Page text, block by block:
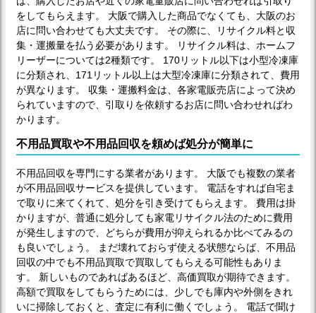
をしてもらえます。 大阪で購入した商品でなくても、大阪のお
店に問い合わせても大丈夫です。 その際に、リサイクル料と収
集・運搬量を払う必要があります。 リサイクル料は、ホームフ
リーザーについては2種類です。 170リットル以下は小型冷凍庫
に分類され、171リットル以上は大型冷凍庫に分類されて、費用
が異なります。 収集・運搬料金は、各家電販売店によって決め
られていますので、引取りを依頼するお店に問い合わせればわ
かります。
不用品買取や不用品回収を頼めば処分が簡単に
不用品回収を専門にする業者があります。 大阪でも複数の業者
が不用品回収サービスを提供しています。 電話をすれば自宅ま
で取りに来てくれて、処分を引き受けてもらえます。 費用は掛
かりますが、普通に処分しても家電リサイクル法のために費用
が発生しますので、どちらが費用が抑えられるか比べてみるの
も良いでしょう。 まだ壊れておらず使える状態ならば、不用品
回収の中でも不用品買取で買取してもらえる可能性もありま
す。 新しいものであればあるほど、高価買取が期待できます。
高額で買取をしてもらうためには、少しでも庫内や外側をきれ
いに掃除しておくと、査定に有利に働くでしょう。 電話で聞け